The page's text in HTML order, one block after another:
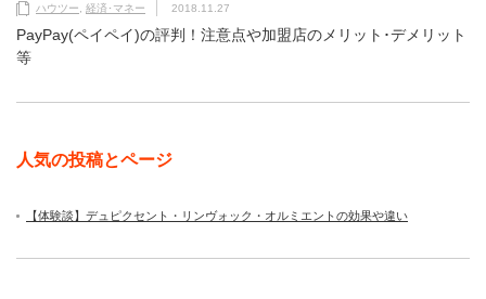
ハウツー 経済･マネー 2018.11.27
PayPay(ペイペイ)の評判！注意点や加盟店のメリット･デメリット
等
人気の投稿とページ
【体験談】デュピクセント・リンヴォック・オルミエントの効果や違い